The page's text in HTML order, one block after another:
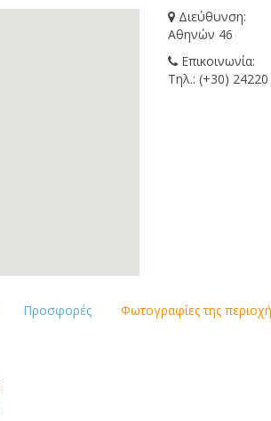
Διεύθυνση:
Αθηνών 46
Επικοινωνία:
Τηλ.: (+30)
Προσφορές Φωτογραφίες της